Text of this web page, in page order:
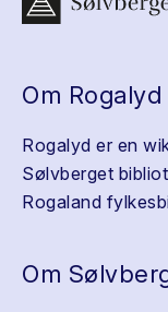
Om Rogalyd
Rogalyd er en
Sølvberget
Rogaland
Om